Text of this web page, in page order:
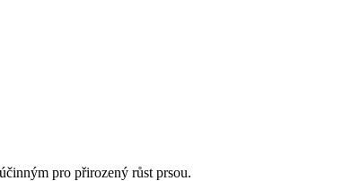
pro přirozený růst prsou.